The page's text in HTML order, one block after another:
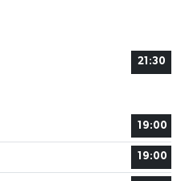
21:30
19:00
19:00